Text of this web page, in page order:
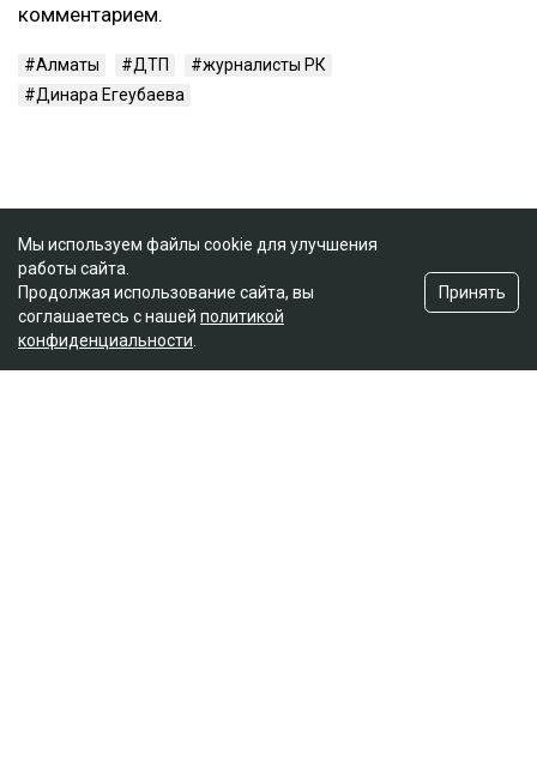
комментарием.
Алматы ДТП
журналисты РК
Динара Егеубаева
Мы используем файлы cookie для улучшения
работы сайта.
Продолжая использование сайта, вы
соглашаетесь с нашей политикой
конфиденциальности
Принять